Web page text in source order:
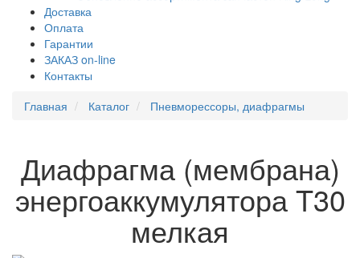
Доставка
Оплата
Гарантии
ЗАКАЗ on-line
Контакты
Главная
Каталог Пневморессоры, диафрагмы
Диафрагма (мембрана)
энергоаккумулятора T30
мелкая